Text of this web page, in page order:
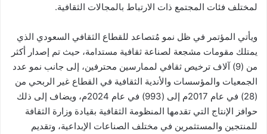
لمختلف فئات المجتمع ذات الارتباط بالمجالات الثقافية.
ويأتي المؤتمر في ظل نمو مُتصاعد للقطاع الثقافي السعودي الذي
يمتلك مقومات مشجعة لصناعة ثقافية مستدامة، حيث تم إصدار أكثر
من (9) آلاف ترخيص ثقافي لممارسين محترفين، إلى جانب نمو عدد
الجمعيات والمؤسسات والأندية الثقافية في القطاع غير الربحي من
(28) في عام 2017م إلى (993) في عام 2024م، ويضاف إلى ذلك
حوافز الإنتاج التي تقدمها المنظومة الثقافية بقيادة وزارة الثقافة
للمنتجين والمستثمرين في مختلف الصناعات الإبداعية، وتقديم